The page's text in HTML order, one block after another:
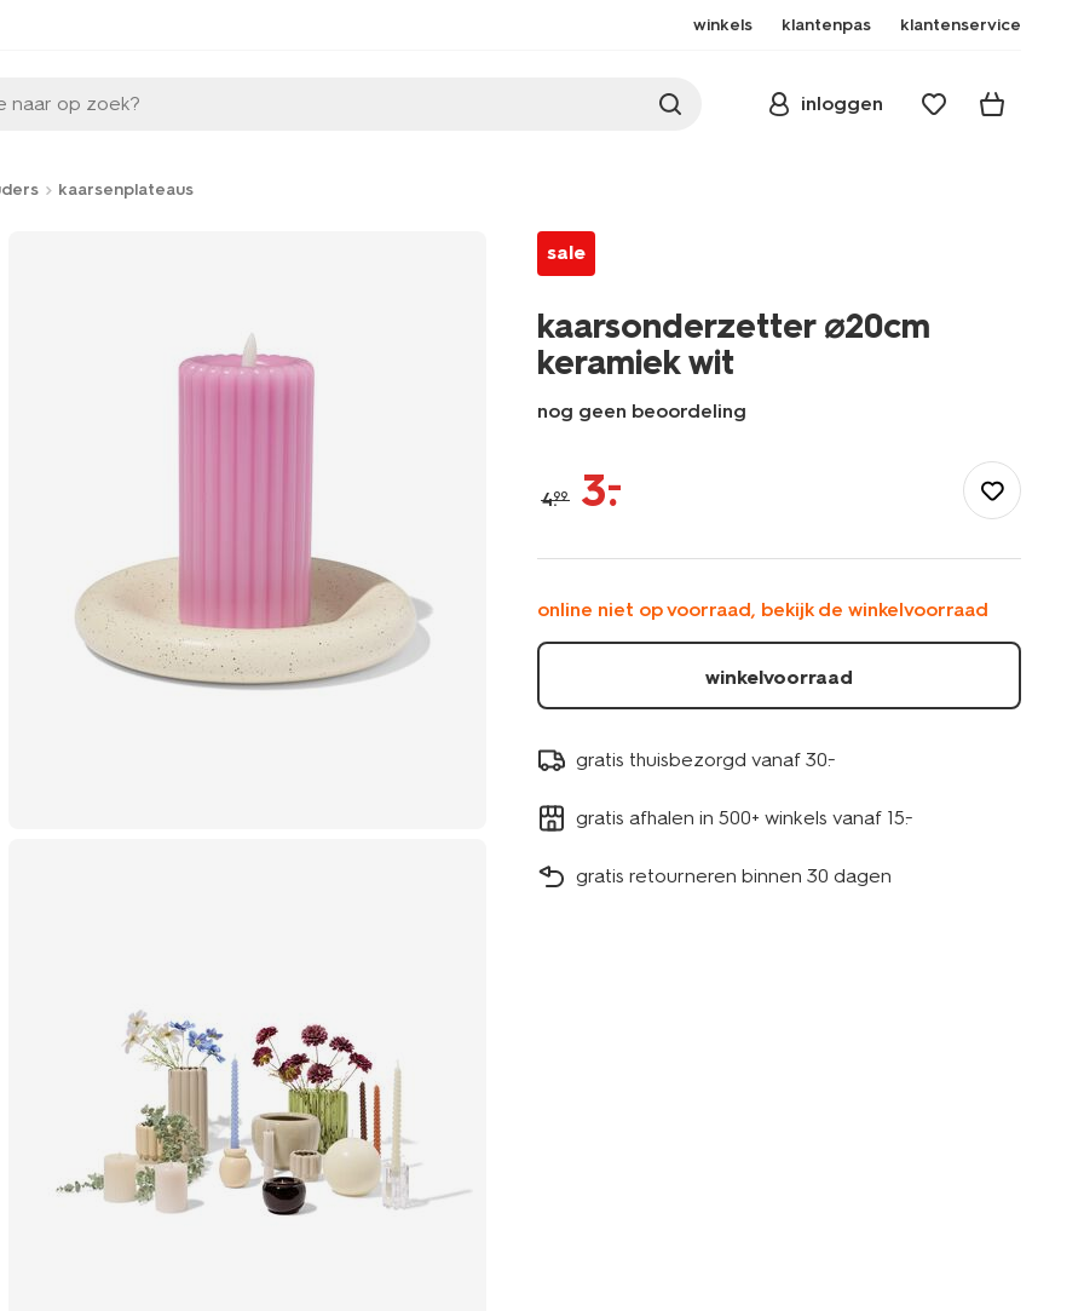
winkels klantenpas klantenservice
naar op zoek? inloggen
kaarsenplateaus
sale
kaarsonderzetter ⌀20cm
keramiek wit
nog geen beoordeling
slapen/wonen/kaarsonderzetter/kaarsonderzetter-
%E2%8C%8020cm-
4.99 3.
–
online niet op voorraad, bekijk de winkelvoorraad
winkelvoorraad
gratis thuisbezorgd vanaf 30.-
gratis afhalen in 500+ winkels vanaf 15.-
gratis retourneren binnen 30 dagen